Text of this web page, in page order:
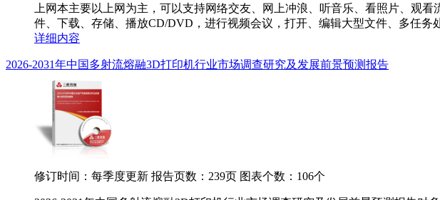
上网本主要以上网为主，可以支持网络交友、网上冲浪、听音乐、看照片、观
件、下载、存储、播放CD/DVD，进行视频会议，打开、编辑大型文件、多任务
详细内容
2026-2031年中国多射流熔融3D打印机行业市场调查研究及发展前景预测报告
修订时间：每季度更新 报告页数：239页 图表个数：106个